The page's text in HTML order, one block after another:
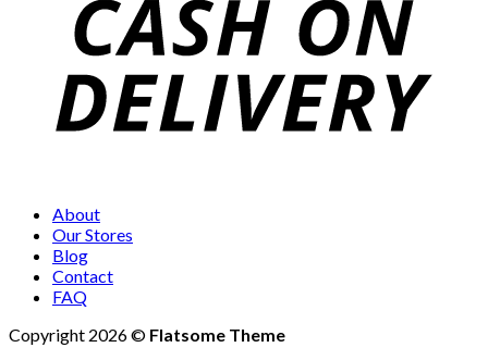
About
Our Stores
Blog
Contact
FAQ
Copyright 2026 © Flatsome Theme